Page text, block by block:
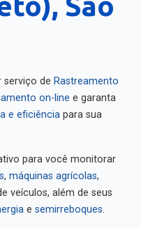
de Rastreamento
on-line e garanta
e eficiência para sua
para você monitorar
, máquinas agrícolas,
veículos, além de seus
e semirreboques.